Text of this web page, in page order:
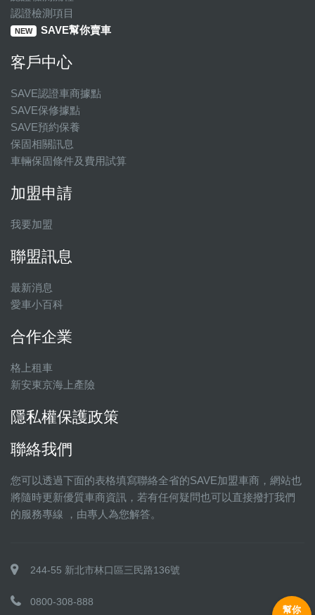
認證檢測項目
NEW SAVE幫你賣車
客戶中心
SAVE認證車商據點
SAVE保修據點
SAVE預約保養
保固相關訊息
車輛保固條件及費用試算
加盟申請
我要加盟
聯盟訊息
最新消息
愛車小百科
合作企業
格上租車
新安東京海上產險
隱私權保護政策
聯絡我們
您可以透過下面的表格填寫聯絡全省的SAVE加盟車商，網站也
將隨時更新優質車商資訊，若有任何疑問也可以直接撥打我們
的服務專線 ，由專人為您解答。
244-55 新北市林口區三民路136號
0800-308-888
幫你